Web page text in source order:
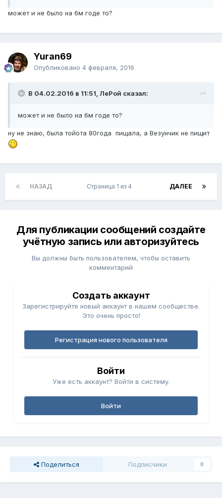
может и не было на 6м годе то?
Yuran69
Опубликовано 4 февраля, 2016
В 04.02.2016 в 11:51, ЛеРой сказал:
может и не было на 6м годе то?
ну не знаю, была тойота 80года пищала, а Везунчик не пищит
НАЗАД ДАЛЕЕ
Страница 1 из 4
Для публикации сообщений создайте
учётную запись или авторизуйтесь
Вы должны быть пользователем, чтобы оставить
комментарий
Создать аккаунт
Зарегистрируйте новый аккаунт в нашем сообществе.
Это очень просто!
Регистрация нового пользователя
Войти
Уже есть аккаунт? Войти в систему.
Войти
Поделиться Подписчики 0